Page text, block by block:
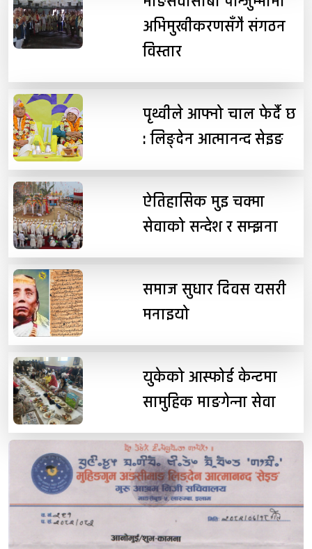
अभिमुखीकरणसँगै संगठन
विस्तार
पृथ्वीले आफ्नो चाल फेर्दै छ
: लिङ्देन आत्मानन्द सेइङ
ऐतिहासिक मुइ चक्मा
सेवाको सन्देश र सम्झना
समाज सुधार दिवस यसरी
मनाइयो
युकेको आस्फोर्ड केन्टमा
सामुहिक माङगेन्ना सेवा